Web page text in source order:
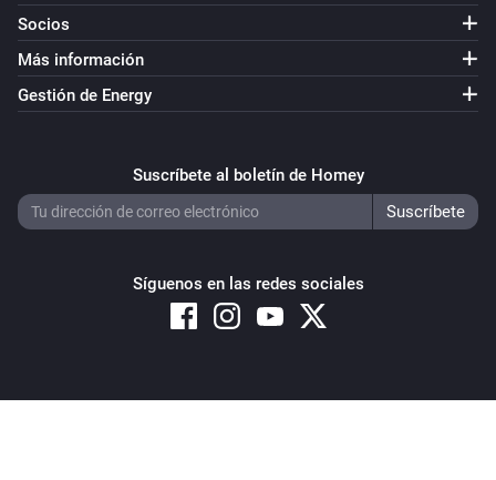
Socios
Más información
Gestión de Energy
Suscríbete al boletín de Homey
Síguenos en las redes sociales